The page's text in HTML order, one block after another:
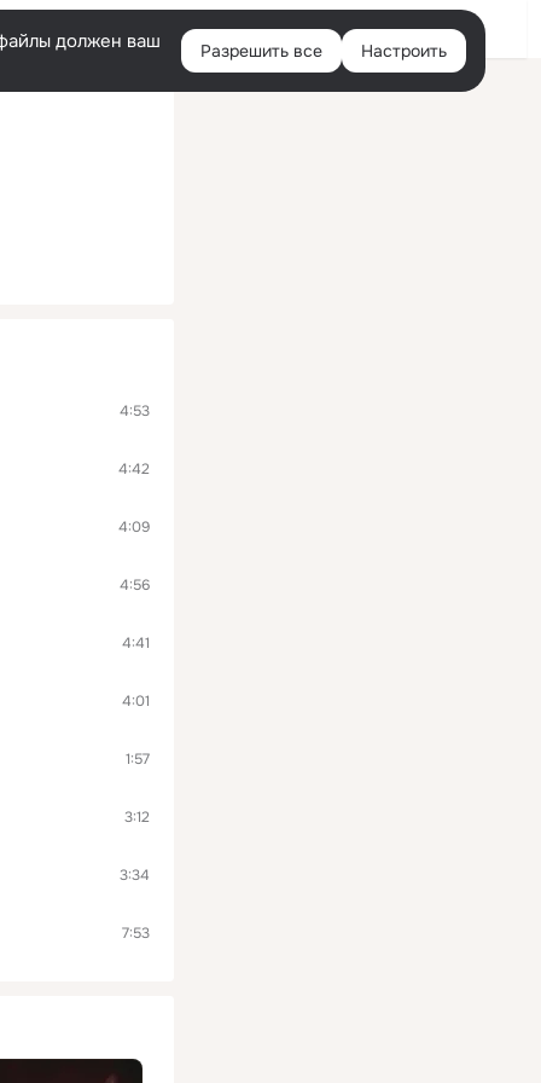
Войти
должен ваш Разрешить все Настроить
4:53
4:42
4:09
4:56
4:41
4:01
1:57
3:12
3:34
7:53